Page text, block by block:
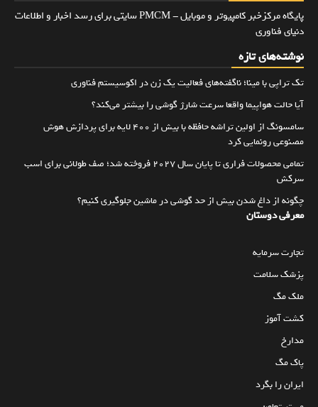
پایگاه مرکزخبر کامپیوتر و موبایل - PMCM سایتی برای رسد اخبار و اطلاعات
دنیای فناوری
نوشته‌های تازه
تک تراپی با مینا؛ ناگفته‌های فعالیت یک زن در اکوسیستم فناوری
آیا حالت هواپیما واقعا سرعت شارژ گوشی را بیشتر می‌کند؟
سامسونگ از اولین تراشه حافظه با بیش از ۴۰۰ لایه برای پردازش هوش
مصنوعی رونمایی کرد
تمامی محصولات فراری تا پایان سال ۲۰۲۷ فروخته شد؛ صف طولانی برای اسب
سرکش
چگونه از داغ شدن بیش از حد گوشی در ماشین جلوگیری کنیم؟
معرفی دوستان
تجارت سرمایه
پزشک سلامت
ملک مگ
کشت آموز
مدارخ
پاک مگ
ایران را بگرد